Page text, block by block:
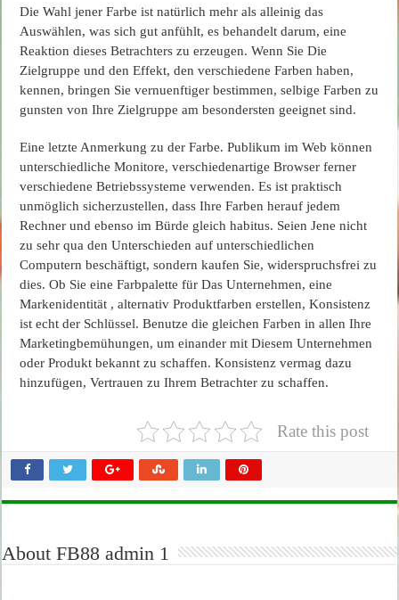
Die Wahl jener Farbe ist natürlich mehr als alleinig das
Auswählen, was sich gut anfühlt, es behandelt darum, eine
Reaktion dieses Betrachters zu erzeugen. Wenn Sie Die
Zielgruppe und den Effekt, den verschiedene Farben haben,
kennen, bringen Sie vernuenftiger bestimmen, selbige Farben zu
gunsten von Ihre Zielgruppe am besondersten geeignet sind.
Eine letzte Anmerkung zu der Farbe. Publikum im Web können
unterschiedliche Monitore, verschiedenartige Browser ferner
verschiedene Betriebssysteme verwenden. Es ist praktisch
unmöglich sicherzustellen, dass Ihre Farben herauf jedem
Rechner und ebenso im Bürde gleich habitus. Seien Jene nicht
zu sehr qua den Unterschieden auf unterschiedlichen
Computern beschäftigt, sondern kaufen Sie, widerspruchsfrei zu
dies. Ob Sie eine Farbpalette für Das Unternehmen, eine
Markenidentität , alternativ Produktfarben erstellen, Konsistenz
ist echt der Schlüssel. Benutze die gleichen Farben in allen Ihre
Marketingbemühungen, um einander mit Diesem Unternehmen
oder Produkt bekannt zu schaffen. Konsistenz vermag dazu
hinzufügen, Vertrauen zu Ihrem Betrachter zu schaffen.
Rate this post
About FB88 admin 1